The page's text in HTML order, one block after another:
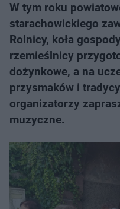
W tym roku
starachowickiego
Rolnicy, koła
rzemieślnicy
dożynkowe, a na
przysmaków i
organizatorzy
muzyczne.